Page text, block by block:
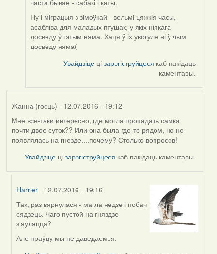
часта бывае - сабакі і каты.
Ну і міграцыя з зімоўкай - вельмі цяжкія часы,
асабліва для маладых птушак, у якіх ніякага
досведу ў гэтым няма. Хаця ў іх увогуле ні ў чым
досведу няма(
Увайдзіце цізарэгіструйцеся каб пакідаць
каментары.
Жанна (госць) - 12.07.2016 - 19:12
Мне все-таки интересно, где могла пропадать самка
почти двое суток?? Или она была где-то рядом, но не
появлялась на гнезде....почему? Столько вопросов!
Увайдзіце цізарэгіструйцеся каб пакідаць каментары.
Harrier - 12.07.2016 - 19:16
In
reply
to
by
Так, раз вярнулася - магла недзе і побач
сядзець. Чаго пустой на гняздзе
з'яўляцца?
Але праўду мы не даведаемся.